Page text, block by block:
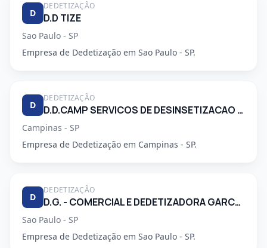
D
DEDETIZAÇÃO
D.D TIZE
Sao Paulo - SP
Empresa de Dedetização em Sao Paulo - SP.
D
DEDETIZAÇÃO
D.D.CAMP SERVICOS DE DESINSETIZACAO LTDA.
Campinas - SP
Empresa de Dedetização em Campinas - SP.
D
DEDETIZAÇÃO
D.G. - COMERCIAL E DEDETIZADORA GARCA LTDA
Sao Paulo - SP
Empresa de Dedetização em Sao Paulo - SP.